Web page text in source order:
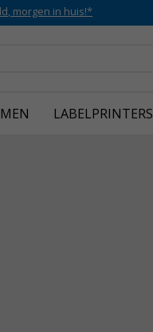
morgen in huis!*
LABELPRINTERS